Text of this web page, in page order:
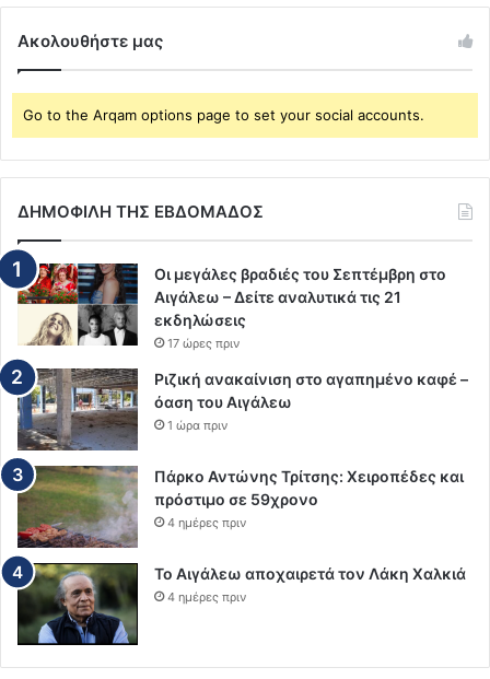
Ακολουθήστε μας
Go to the Arqam options page to set your social accounts.
ΔΗΜΟΦΙΛΗ ΤΗΣ ΕΒΔΟΜΑΔΟΣ
Οι μεγάλες βραδιές του Σεπτέμβρη στο
Αιγάλεω – Δείτε αναλυτικά τις 21
εκδηλώσεις
17 ώρες πριν
Ριζική ανακαίνιση στο αγαπημένο καφέ –
όαση του Αιγάλεω
1 ώρα πριν
Πάρκο Αντώνης Τρίτσης: Χειροπέδες και
πρόστιμο σε 59χρονο
4 ημέρες πριν
Το Αιγάλεω αποχαιρετά τον Λάκη Χαλκιά
4 ημέρες πριν